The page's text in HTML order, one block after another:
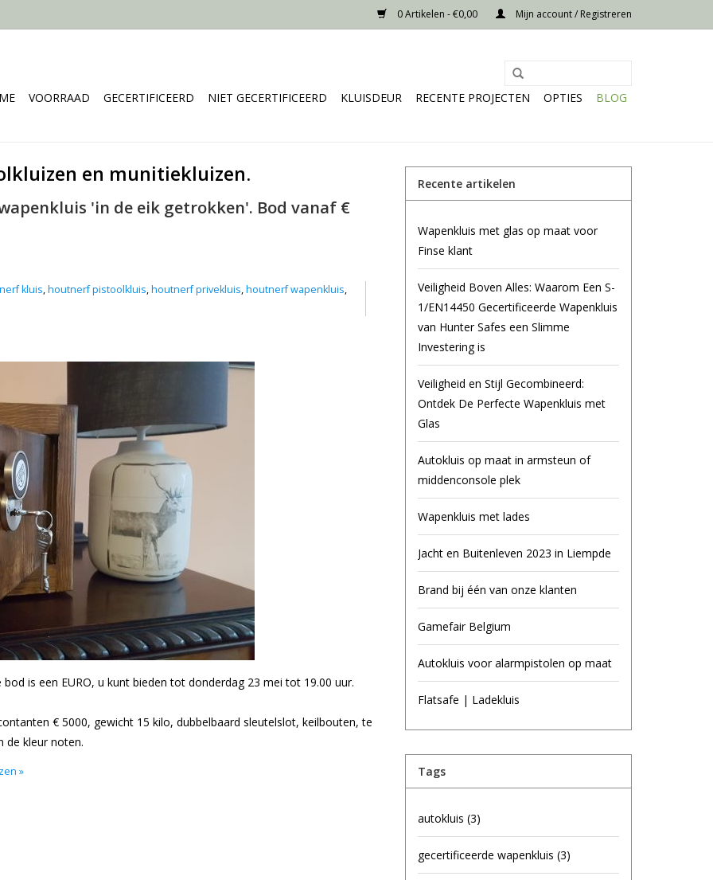
0 Artikelen - €0,00 Mijn account / Registreren
VOORRAAD GECERTIFICEERD NIET GECERTIFICEERD KLUISDEUR RECENTE PROJECTEN OPTIES BLOG
en munitiekluizen.
'in de eik getrokken'. Bod vanaf €
kluis,houtnerf pistoolkluis,houtnerf privekluis,houtnerf wapenkluis,
is een EURO, u kunt bieden tot donderdag 23 mei tot 19.00 uur.
€ 5000, gewicht 15 kilo, dubbelbaard sleutelslot, keilbouten, te
de kleur noten.
»
Recente artikelen
Wapenkluis met glas op maat voor
Finse klant
Veiligheid Boven Alles: Waarom Een S-
1/EN14450 Gecertificeerde Wapenkluis
van Hunter Safes een Slimme
Investering is
Veiligheid en Stijl Gecombineerd:
Ontdek De Perfecte Wapenkluis met
Glas
Autokluis op maat in armsteun of
middenconsole plek
Wapenkluis met lades
Jacht en Buitenleven 2023 in Liempde
Brand bij één van onze klanten
Gamefair Belgium
Autokluis voor alarmpistolen op maat
Flatsafe | Ladekluis
Tags
autokluis (3)
gecertificeerde wapenkluis (3)